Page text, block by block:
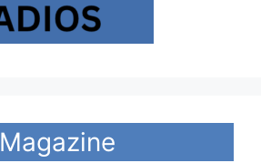
Magazine